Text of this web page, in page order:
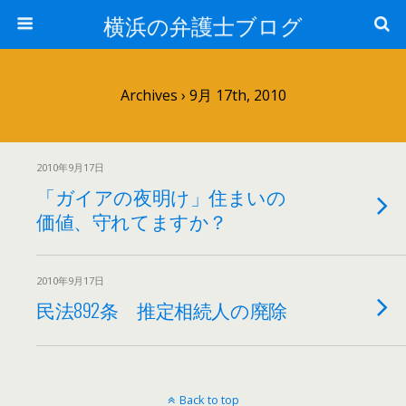
横浜の弁護士ブログ
Archives › 9月 17th, 2010
2010年9月17日
「ガイアの夜明け」住まいの
価値、守れてますか？
2010年9月17日
民法892条 推定相続人の廃除
Back to top